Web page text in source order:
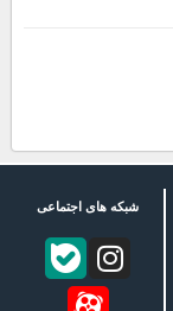
شبکه های اجتماعی